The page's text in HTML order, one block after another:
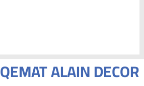
QEMAT ALAIN DECOR